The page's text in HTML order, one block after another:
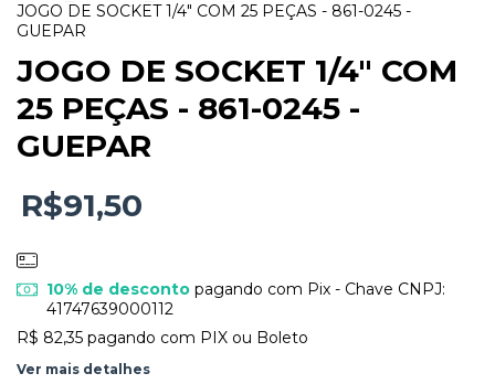
JOGO DE SOCKET 1/4" COM 25 PEÇAS - 861-0245 -
GUEPAR
JOGO DE SOCKET 1/4" COM
25 PEÇAS - 861-0245 -
GUEPAR
R$91,50
10% de descontopagando com Pix - Chave CNPJ:
41747639000112
R$ 82,35 pagando com PIX ou Boleto
Ver mais detalhes